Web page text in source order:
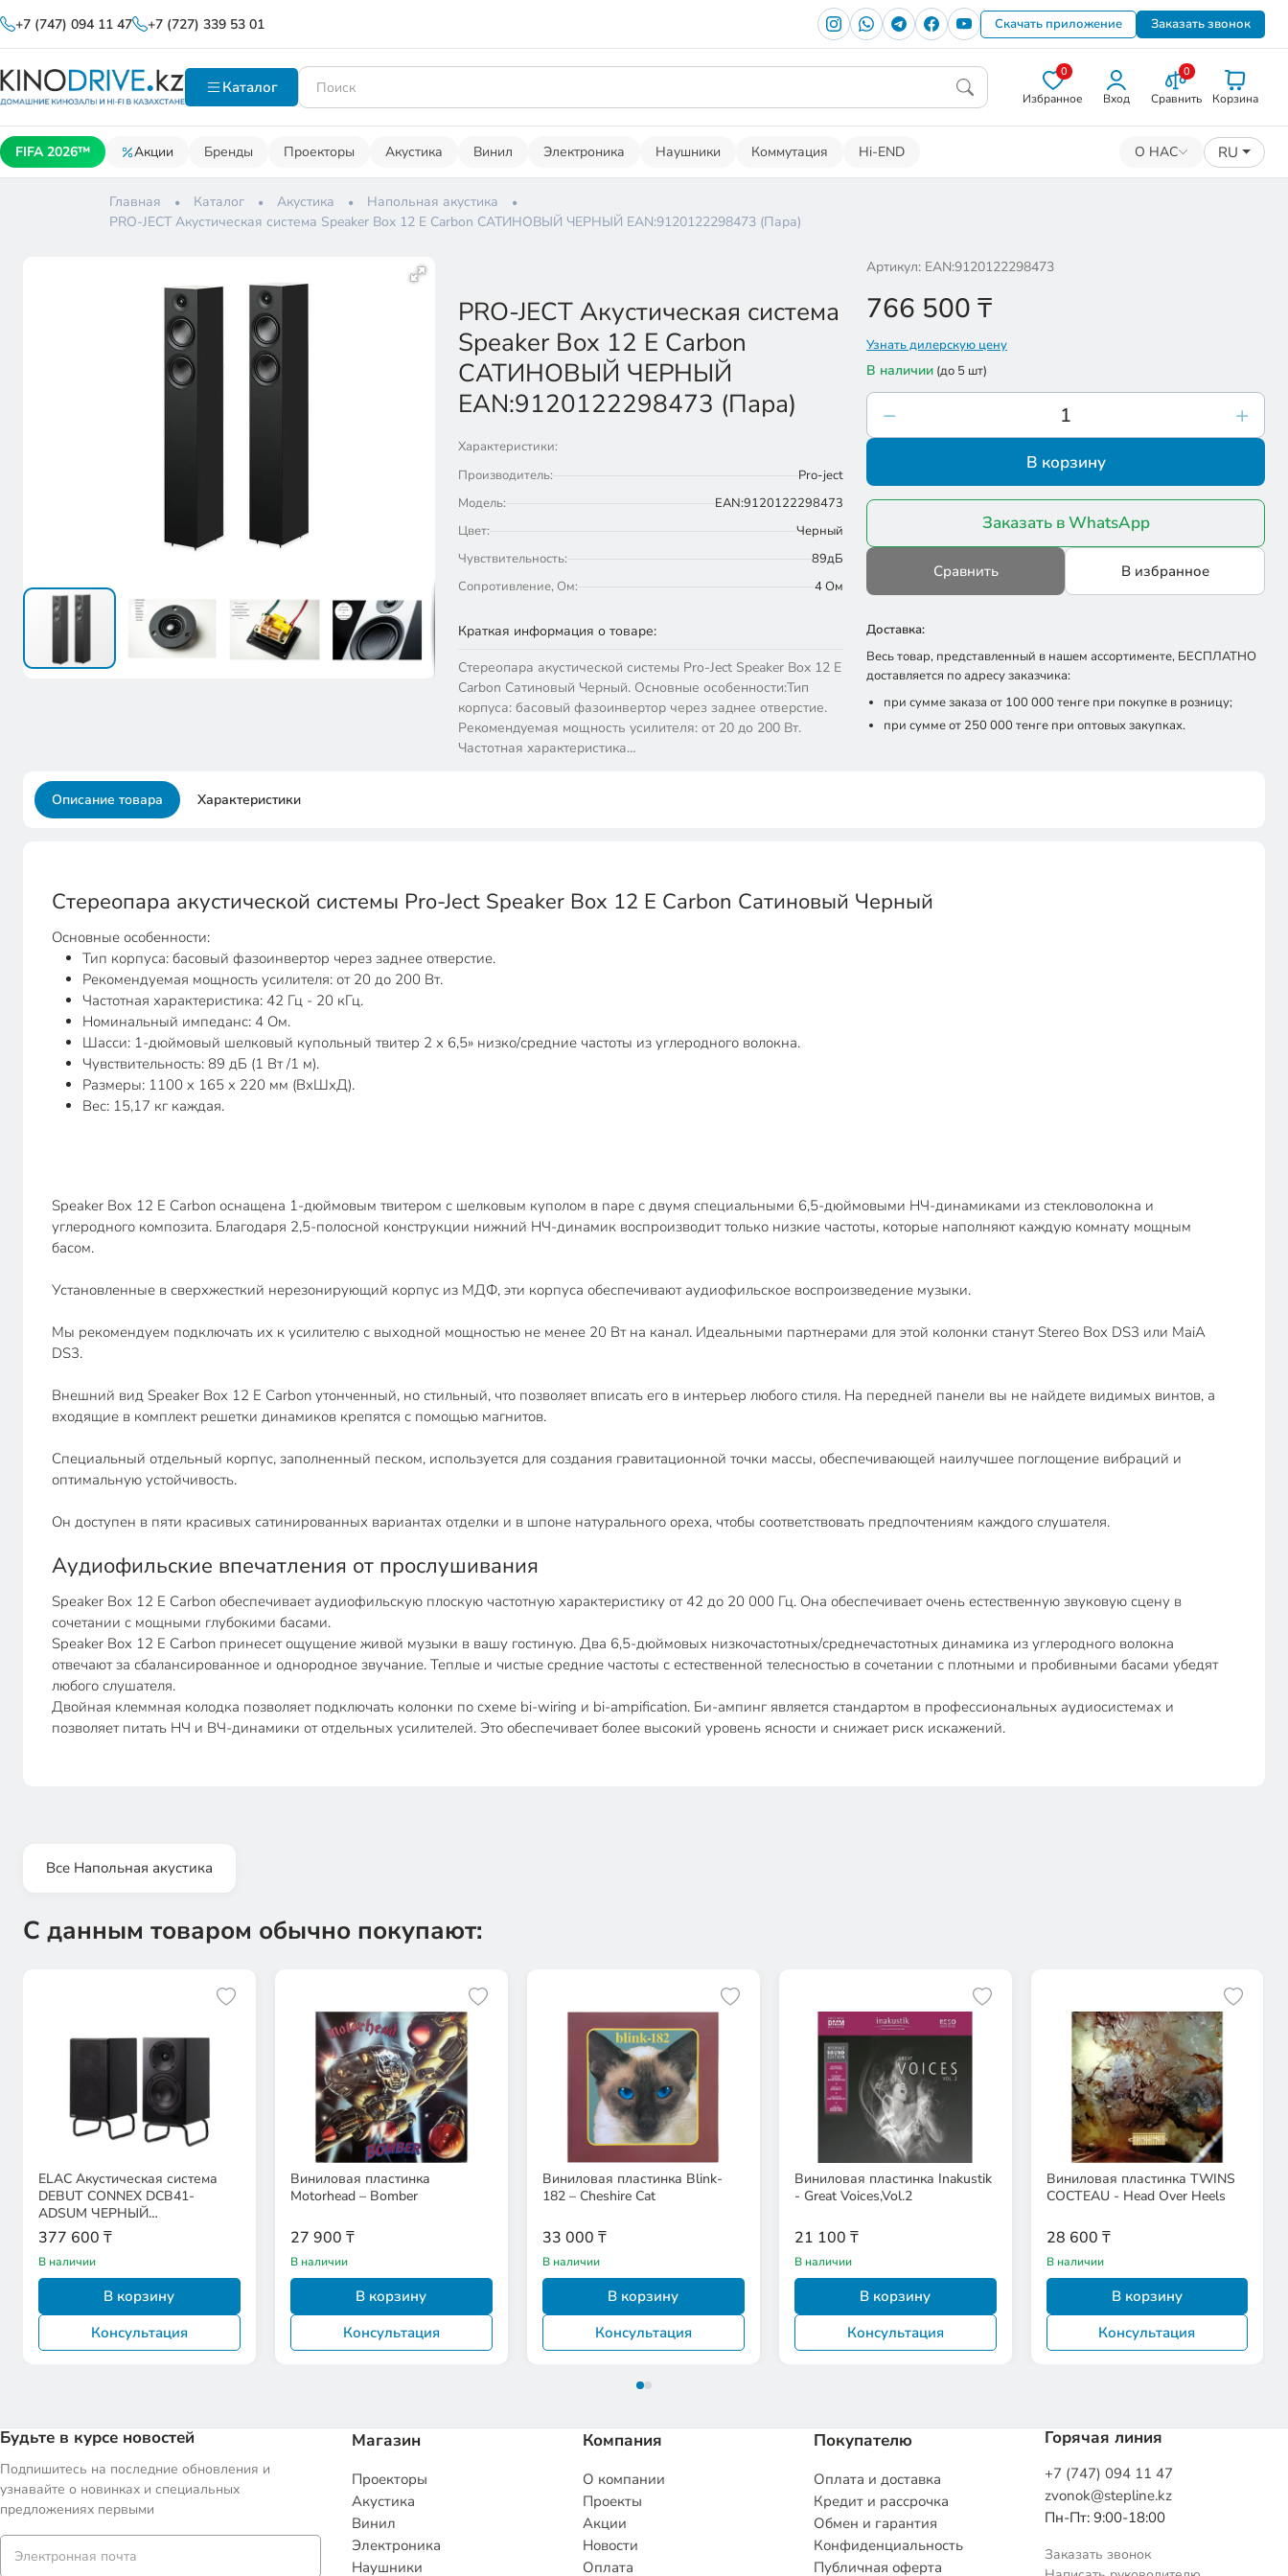
+7 (747) 094 11 47 +7 (727) 339 53 01 Скачать приложение Заказать звонок
Каталог
0
Избранное Вход
0
Сравнить Корзина
FIFA 2026™ Акции Бренды Проекторы Акустика Винил Электроника Наушники Коммутация Hi-END О НАС RU
Главная Каталог Акустика
Напольная акустика
PRO-JECT Акустическая система Speaker Box 12 E Carbon САТИНОВЫЙ ЧЕРНЫЙ EAN:9120122298473 (Пара)
PRO-JECT Акустическая система
Speaker Box 12 E Carbon
САТИНОВЫЙ ЧЕРНЫЙ
EAN:9120122298473 (Пара)
Характеристики:
Производитель:
Pro-ject
Модель:
EAN:9120122298473
Цвет:
Черный
Чувствительность:
89дБ
Сопротивление, Ом:
4 Ом
Краткая информация о товаре:
Стереопара акустической системы Pro-Ject Speaker Box 12 E
Carbon Сатиновый Черный. Основные особенности:Тип
корпуса: басовый фазоинвертор через заднее отверстие.
Рекомендуемая мощность усилителя: от 20 до 200 Вт.
Частотная характеристика…
Артикул: EAN:9120122298473
766 500 ₸
Узнать дилерскую цену
В наличии (до 5 шт)
В корзину
Заказать в WhatsApp
Сравнить В избранное
Доставка:
Весь товар, представленный в нашем ассортименте, БЕСПЛАТНО
доставляется по адресу заказчика:
при сумме заказа от 100 000 тенге при покупке в розницу;
при сумме от 250 000 тенге при оптовых закупках.
Описание товара Характеристики
Стереопара акустической системы Pro-Ject Speaker Box 12 E Carbon Сатиновый Черный
Основные особенности:
Тип корпуса: басовый фазоинвертор через заднее отверстие.
Рекомендуемая мощность усилителя: от 20 до 200 Вт.
Частотная характеристика: 42 Гц - 20 кГц.
Номинальный импеданс: 4 Ом.
Шасси: 1-дюймовый шелковый купольный твитер 2 x 6,5» низко/средние частоты из углеродного волокна.
Чувствительность: 89 дБ (1 Вт /1 м).
Размеры: 1100 x 165 x 220 мм (ВхШхД).
Вес: 15,17 кг каждая.
Speaker Box 12 E Carbon оснащена 1-дюймовым твитером с шелковым куполом в паре с двумя специальными 6,5-дюймовыми НЧ-динамиками из стекловолокна и
углеродного композита. Благодаря 2,5-полосной конструкции нижний НЧ-динамик воспроизводит только низкие частоты, которые наполняют каждую комнату мощным
басом.
Установленные в сверхжесткий нерезонирующий корпус из МДФ, эти корпуса обеспечивают аудиофильское воспроизведение музыки.
Мы рекомендуем подключать их к усилителю с выходной мощностью не менее 20 Вт на канал. Идеальными партнерами для этой колонки станут Stereo Box DS3 или MaiA
DS3.
Внешний вид Speaker Box 12 E Carbon утонченный, но стильный, что позволяет вписать его в интерьер любого стиля. На передней панели вы не найдете видимых винтов, а
входящие в комплект решетки динамиков крепятся с помощью магнитов.
Специальный отдельный корпус, заполненный песком, используется для создания гравитационной точки массы, обеспечивающей наилучшее поглощение вибраций и
оптимальную устойчивость.
Он доступен в пяти красивых сатинированных вариантах отделки и в шпоне натурального ореха, чтобы соответствовать предпочтениям каждого слушателя.
Аудиофильские впечатления от прослушивания
Speaker Box 12 E Carbon обеспечивает аудиофильскую плоскую частотную характеристику от 42 до 20 000 Гц. Она обеспечивает очень естественную звуковую сцену в
сочетании с мощными глубокими басами.
Speaker Box 12 E Carbon принесет ощущение живой музыки в вашу гостиную. Два 6,5-дюймовых низкочастотных/среднечастотных динамика из углеродного волокна
отвечают за сбалансированное и однородное звучание. Теплые и чистые средние частоты с естественной телесностью в сочетании с плотными и пробивными басами убедят
любого слушателя.
Двойная клеммная колодка позволяет подключать колонки по схеме bi-wiring и bi-ampification. Би-ампинг является стандартом в профессиональных аудиосистемах и
позволяет питать НЧ и ВЧ-динамики от отдельных усилителей. Это обеспечивает более высокий уровень ясности и снижает риск искажений.
Все Напольная акустика
С данным товаром обычно покупают:
ELAC Акустическая система
DEBUT CONNEX DCB41-
ADSUM ЧЕРНЫЙ
EAN:4011822320937 (Пара)
377 600 ₸
В наличии
В корзину
Консультация
Виниловая пластинка
Motorhead – Bomber
27 900 ₸
В наличии
В корзину
Консультация
Виниловая пластинка Blink-
182 – Cheshire Cat
33 000 ₸
В наличии
В корзину
Консультация
Виниловая пластинка Inakustik
- Great Voices,Vol.2
21 100 ₸
В наличии
В корзину
Консультация
Виниловая пластинка TWINS
COCTEAU - Head Over Heels
28 600 ₸
В наличии
В корзину
Консультация
Будьте в курсе новостей
Подпишитесь на последние обновления и
узнавайте о новинках и специальных
предложениях первыми
Магазин
Проекторы
Акустика
Винил
Электроника
Наушники
Компания
О компании
Проекты
Акции
Новости
Оплата
Покупателю
Оплата и доставка
Кредит и рассрочка
Обмен и гарантия
Конфиденциальность
Публичная оферта
Горячая линия
+7 (747) 094 11 47
zvonok@stepline.kz
Пн-Пт: 9:00-18:00
Заказать звонок